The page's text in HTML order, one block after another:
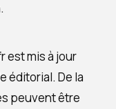
est mis à jour
éditorial. De la
peuvent être